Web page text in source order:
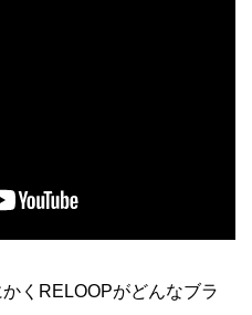
くRELOOPがどんなブラ